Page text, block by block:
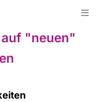
"neuen"